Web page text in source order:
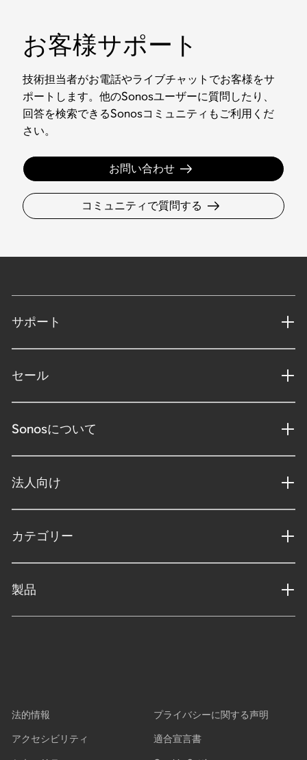
お客様サポート
技術担当者がお電話やライブチャットでお客様をサ
ポートします。他のSonosユーザーに質問したり、
回答を検索できるSonosコミュニティもご利用くだ
さい。
お問い合わせ
コミュニティで質問する
サポート
セール
Sonosについて
法人向け
カテゴリー
製品
法的情報
プライバシーに関する声明
アクセシビリティ
適合宣言書